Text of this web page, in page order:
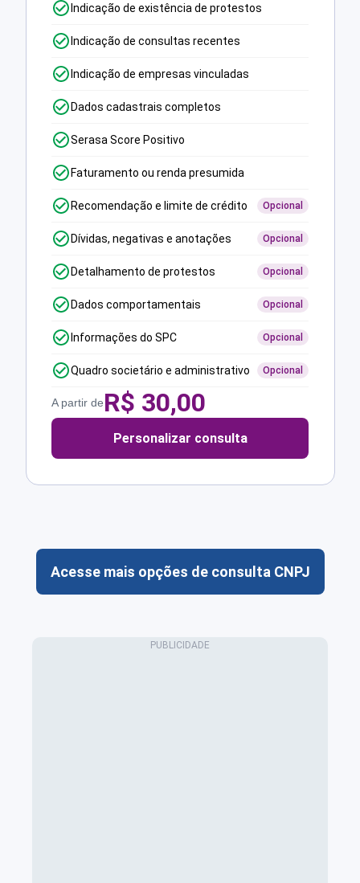
Indicação de existência de protestos
Indicação de consultas recentes
Indicação de empresas vinculadas
Dados cadastrais completos
Serasa Score Positivo
Faturamento ou renda presumida
Recomendação e limite de crédito Opcional
Dívidas, negativas e anotações Opcional
Detalhamento de protestos Opcional
Dados comportamentais Opcional
Informações do SPC Opcional
Quadro societário e administrativo Opcional
A partir deR$ 30,00
Personalizar consulta
Acesse mais opções de consulta CNPJ